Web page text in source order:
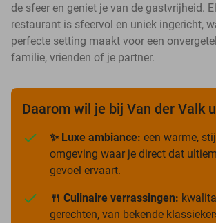
de sfeer en geniet je van de gastvrijheid.
restaurant is sfeervol en uniek ingericht,
perfecte setting maakt voor een
familie, vrienden of je partner.
Daarom wil je bij Van der Valk
✨ Luxe ambiance: een warme,
omgeving waar je direct dat
gevoel ervaart.
🍴 Culinaire verrassingen:
gerechten, van bekende